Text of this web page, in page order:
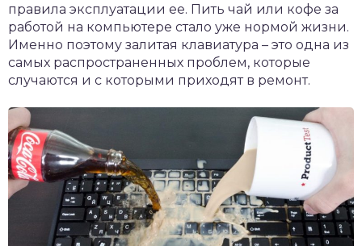
правила эксплуатации ее. Пить чай или кофе за
работой на компьютере стало уже нормой жизни.
Именно поэтому залитая клавиатура – это одна из
самых распространенных проблем, которые
случаются и с которыми приходят в ремонт.